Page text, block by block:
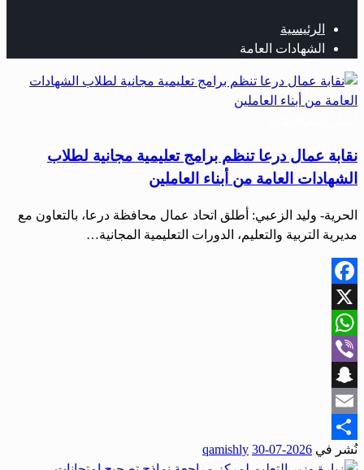
الرئيسية
الشهادات العامة
نقابة عمال درعا تنظم برامج تعليمية مجانية لطلاب
الشهادات العامة من أبناء العاملين
الحرية- وليد الزعبي: أطلق اتحاد عمال محافظة درعا، بالتعاون مع
مديرية التربية والتعليم، الدورات التعليمية المجانية…
Facebook
X
WhatsApp
Viber
Snapchat
Email
Share
نُشر في 2026-07-30
qamishly